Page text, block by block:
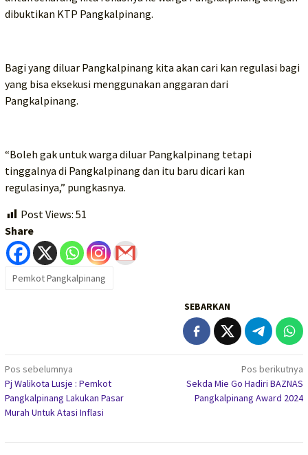
dibuktikan KTP Pangkalpinang.
Bagi yang diluar Pangkalpinang kita akan cari kan regulasi bagi
yang bisa eksekusi menggunakan anggaran dari
Pangkalpinang.
“Boleh gak untuk warga diluar Pangkalpinang tetapi
tinggalnya di Pangkalpinang dan itu baru dicari kan
regulasinya,” pungkasnya.
Post Views: 51
Share
Pemkot Pangkalpinang
SEBARKAN
Navigasi
pos
Pos sebelumnya
Pj Walikota Lusje : Pemkot
Pangkalpinang Lakukan Pasar
Murah Untuk Atasi Inflasi
Pos berikutnya
Sekda Mie Go Hadiri BAZNAS
Pangkalpinang Award 2024